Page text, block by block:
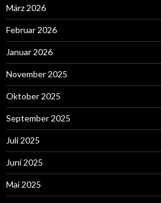
März 2026
Februar 2026
Januar 2026
November 2025
Oktober 2025
September 2025
Juli 2025
Juni 2025
Mai 2025